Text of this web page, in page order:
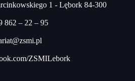
1 - Lębork 84-300
862 – 22 – 95
ZSMILebork